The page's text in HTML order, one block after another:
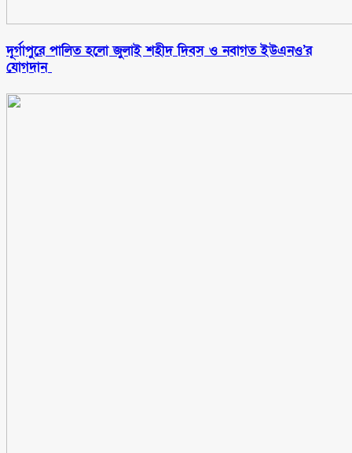
‎দূর্গাপুরে পালিত হলো জুলাই শহীদ দিবস ও নবাগত ইউএনও’র
যোগদান ‎